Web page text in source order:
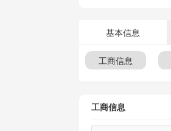
基本信息
工商信息
工商信息